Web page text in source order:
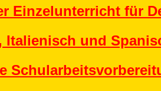
Einzelunterricht für
Italienisch und